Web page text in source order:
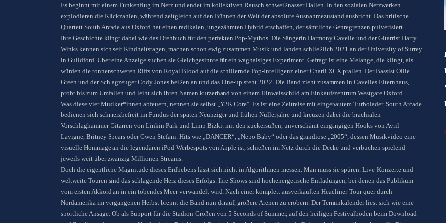
Es beginnt mit einem Funkenflug im Netz und endet im kollektiven Rausch schweißnasser Hallen. In den sozialen Netzwerken
explodieren die Klickzahlen, während zeitgleich auf den Bühnen der Welt der absolute Ausnahmezustand ausbricht. Das britische
Quartett South Arcade aus Oxford hat einen radikalen, ungezähmten Hybrid erschaffen, der sämtliche Genregrenzen pulverisiert.
Ihre Geschichte klingt dabei wie das Drehbuch für den perfekten Pop-Mythos. Die Sängerin Harmony Cavelle und der Gitarrist Harry
Winks kennen sich seit Kindheitstagen, machen schon ewig zusammen Musik und landen schließlich 2021 an der University of Surrey
in Guildford. Über eine Anzeige suchen sie Gleichgesinnte für ein waghalsiges Experiment. Gefragt ist eine Melange, die klingt, als
würden die tonnenschweren Riffs von Royal Blood auf die schillernde Pop-Intelligenz einer Charli XCX prallen. Der Bassist Ollie
Green und der Schlagzeuger Cody Jones beißen an und das Line-up steht 2022. Die Band zieht zusammen in Cavelles Elternhaus,
probt bis zum Umfallen und leiht sich ihren Namen kurzerhand von einem Hinweisschild am Einkaufszentrum Westgate Oxford.
Was diese vier Musiker*innen abfeuern, nennen sie selbst „Y2K Core“. Es ist eine Zeitreise mit eingebautem Turbolader. South Arcade
bedienen sich schmerzbefreit im Fundus der späten Neunziger und frühen Nullerjahre und kreuzen dabei die brachialen
Vorschlaghammer-Gitarren von Linkin Park und Limp Bizkit mit den zuckersüßen, unverschämt eingängigen Hooks von Avril
Lavigne, Britney Spears oder Gwen Stefani. Hits wie „DANGER“, „Nepo Baby“ oder das grandiose „2005“, dessen Musikvideo eine
visuelle Hommage an die legendären iPod-Werbespots von Apple ist, schießen im Netz durch die Decke und verbuchen spielend
jeweils weit über zwanzig Millionen Streams.
Doch die eigentliche Magnitude dieses Erdbebens lässt sich nicht in Algorithmen messen. Man muss sie spüren. Live-Konzerte und
weltweite Touren sind das schlagende Herz dieses Erfolgs. Ihre Shows sind hochenergetische Entladungen, bei denen das Publikum
vom ersten Akkord an in ein tobendes Meer verwandelt wird. Nach einer komplett ausverkauften Headliner-Tour quer durch
Nordamerika im vergangenen Herbst brennt die Band nun darauf, größere Arenen zu erobern. Der Terminkalender liest sich wie eine
sportliche Ansage: Ob als Support für die Stadion-Größen von 5 Seconds of Summer, auf den heiligen Festivalböden beim Download